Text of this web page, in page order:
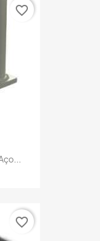
favorite_border
favorite_border